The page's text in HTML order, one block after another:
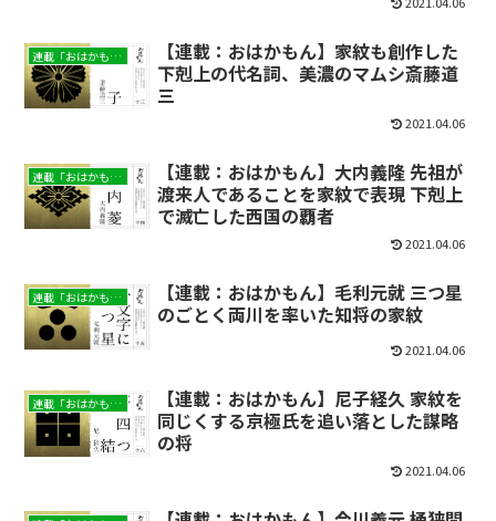
連載「おはかもん」
【連載：おはかもん】家紋も創作した
下剋上の代名詞、美濃のマムシ斎藤道
三
2021.04.06
連載「おはかもん」
【連載：おはかもん】大内義隆 先祖が
渡来人であることを家紋で表現 下剋上
で滅亡した西国の覇者
2021.04.06
連載「おはかもん」
【連載：おはかもん】毛利元就 三つ星
のごとく両川を率いた知将の家紋
2021.04.06
連載「おはかもん」
【連載：おはかもん】尼子経久 家紋を
同じくする京極氏を追い落とした謀略
の将
2021.04.06